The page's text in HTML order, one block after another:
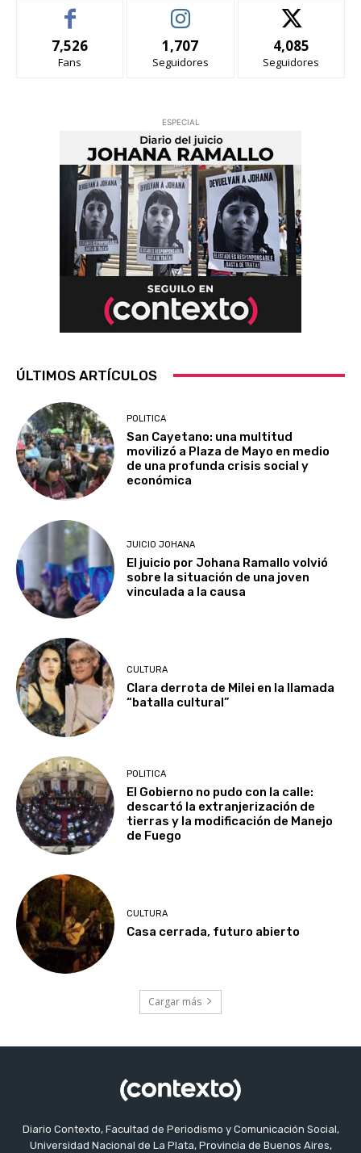
7,526
Fans
1,707
Seguidores
4,085
Seguidores
ESPECIAL
ÚLTIMOS ARTÍCULOS
POLITICA
San Cayetano: una multitud
movilizó a Plaza de Mayo en medio
de una profunda crisis social y
económica
JUICIO JOHANA
El juicio por Johana Ramallo volvió
sobre la situación de una joven
vinculada a la causa
CULTURA
Clara derrota de Milei en la llamada
“batalla cultural”
POLITICA
El Gobierno no pudo con la calle:
descartó la extranjerización de
tierras y la modificación de Manejo
de Fuego
CULTURA
Casa cerrada, futuro abierto
Cargar más
Diario Contexto, Facultad de Periodismo y Comunicación Social,
Universidad Nacional de La Plata, Provincia de Buenos Aires,